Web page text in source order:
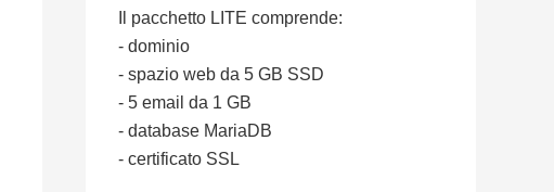
Il pacchetto LITE comprende:
- dominio
- spazio web da 5 GB SSD
- 5 email da 1 GB
- database MariaDB
- certificato SSL